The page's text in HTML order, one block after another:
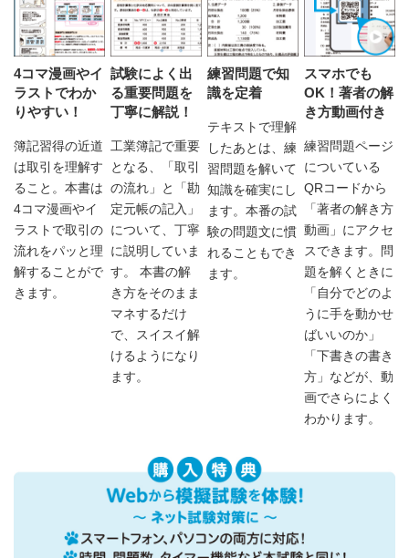
4コマ漫画やイ
ラストでわか
りやすい！
簿記習得の近道
は取引を理解す
ること。本書は
4コマ漫画やイ
ラストで取引の
流れをパッと理
解することがで
きます。
試験によく出
る重要問題を
丁寧に解説！
工業簿記で重要
となる、「取引
の流れ」と「勘
定元帳の記入」
について、丁寧
に説明していま
す。 本書の解
き方をそのまま
マネするだけ
で、スイスイ解
けるようになり
ます。
練習問題で知
識を定着
テキストで理解
したあとは、練
習問題を解いて
知識を確実にし
ます。本番の試
験の問題文に慣
れることもでき
ます。
スマホでも
OK！著者の解
き方動画付き
練習問題ページ
についている
QRコードから
「著者の解き方
動画」にアクセ
スできます。問
題を解くときに
「自分でどのよ
うに手を動かせ
ばいいのか」
「下書きの書き
方」などが、動
画でさらによく
わかります。